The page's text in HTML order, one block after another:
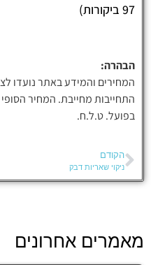
97 ביקורות)
הבהרה:
המחירים והמידע באתר נועדו
התחייבות מחייבת. המחיר
בפועל. ט.ל.ח.
הקודם
ניקוי שאריות דבק
מאמרים אחרונים